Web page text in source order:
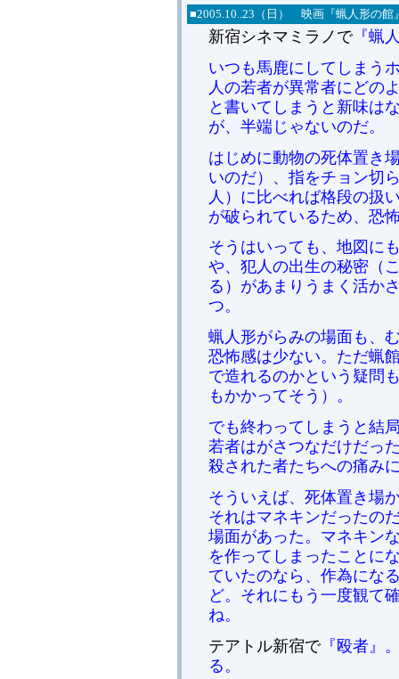
■2005.10..23（日） 映画『蝋人形の
新宿シネマミラノで『蝋
いつも馬鹿にしてしまう
人の若者が異常者にどの
と書いてしまうと新味は
が、半端じゃないのだ。
はじめに動物の死体置き
いのだ）、指をチョン切
人）に比べれば格段の扱
が破られているため、恐
そうはいっても、地図に
や、犯人の出生の秘密（
る）があまりうまく活か
つ。
蝋人形がらみの場面も、
恐怖感は少ない。ただ蝋
で造れるのかという疑問
もかかってそう）。
でも終わってしまうと結
若者はがさつなだけだっ
殺された者たちへの痛み
そういえば、死体置き場
それはマネキンだったの
場面があった。マネキン
を作ってしまったことに
ていたのなら、作為にな
ど。それにもう一度観て
ね。
テアトル新宿で『殴者』
る。